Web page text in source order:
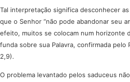
Tal interpretação significa desconhecer
que o Senhor “não pode abandonar seu
efeito, muitos se colocam num horizonte
funda sobre sua Palavra, confirmada
2,9).
O problema levantado pelos saduceus